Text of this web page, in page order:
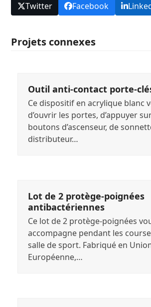
Twitter Facebook
Projets connexes
Outil anti-contact porte-
Ce dispositif en acrylique blanc
d’ouvrir les portes, d’appuyer
boutons d’ascenseur, de
distributeur…
Lot de 2 protège-poignées
antibactériennes
Ce lot de 2 protège-poignées
accompagne pendant les
salle de sport. Fabriqué en
Européenne,…